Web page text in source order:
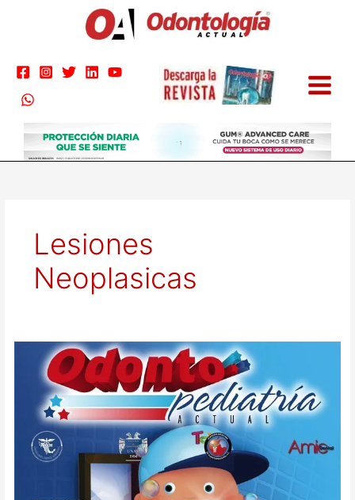
Lesiones
Neoplasicas
Odontopediatría
Actual